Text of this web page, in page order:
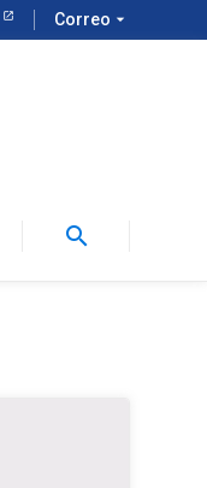
Correo arrow_drop_down
search